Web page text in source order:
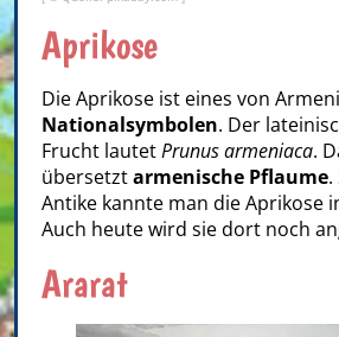
Aprikose
Die Aprikose ist eines von
Nationalsymbolen. Der
Frucht lautetPrunus armeniaca.
übersetztarmenische Pflaume
Antike kannte man die Aprikose
Auch heute wird sie dort noch
Ararat